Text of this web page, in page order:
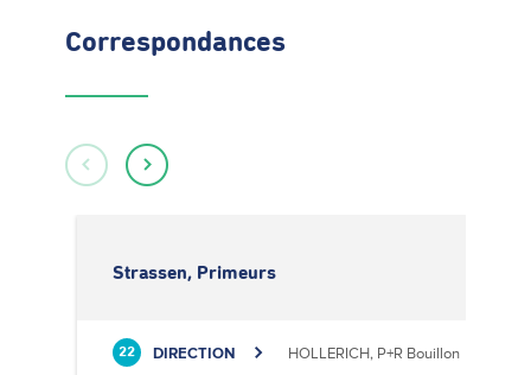
Correspondances
Strassen, Primeurs
22 DIRECTION HOLLERICH, P+R Bouillon